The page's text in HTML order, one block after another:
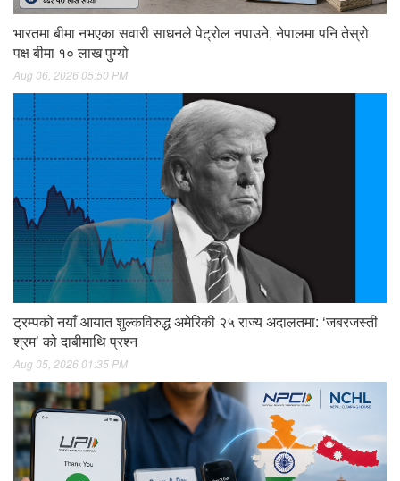
भारतमा बीमा नभएका सवारी साधनले पेट्रोल नपाउने, नेपालमा पनि तेस्रो
पक्ष बीमा १० लाख पुग्यो
Aug 06, 2026 05:50 PM
ट्रम्पको नयाँ आयात शुल्कविरुद्ध अमेरिकी २५ राज्य अदालतमा: ‘जबरजस्ती
श्रम’ को दाबीमाथि प्रश्न
Aug 05, 2026 01:35 PM